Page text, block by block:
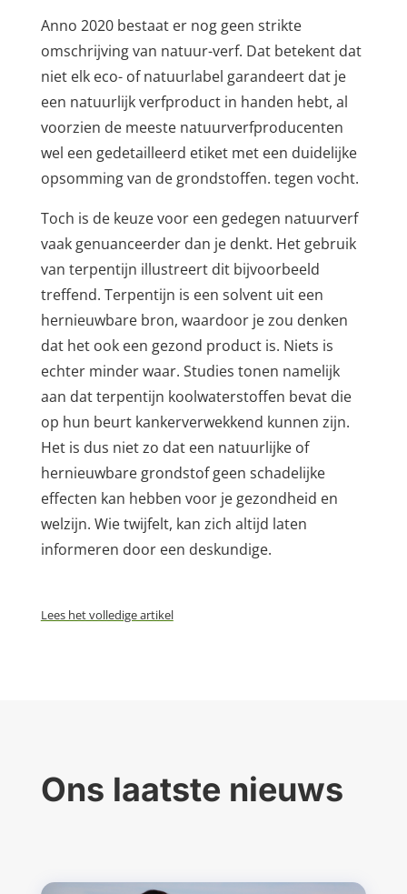
Anno 2020 bestaat er nog geen strikte
omschrijving van natuur-verf. Dat betekent dat
niet elk eco- of natuurlabel garandeert dat je
een natuurlijk verfproduct in handen hebt, al
voorzien de meeste natuurverfproducenten
wel een gedetailleerd etiket met een duidelijke
opsomming van de grondstoffen. tegen vocht.
Toch is de keuze voor een gedegen natuurverf
vaak genuanceerder dan je denkt. Het gebruik
van terpentijn illustreert dit bijvoorbeeld
treffend. Terpentijn is een solvent uit een
hernieuwbare bron, waardoor je zou denken
dat het ook een gezond product is. Niets is
echter minder waar. Studies tonen namelijk
aan dat terpentijn koolwaterstoffen bevat die
op hun beurt kankerverwekkend kunnen zijn.
Het is dus niet zo dat een natuurlijke of
hernieuwbare grondstof geen schadelijke
effecten kan hebben voor je gezondheid en
welzijn. Wie twijfelt, kan zich altijd laten
informeren door een deskundige.
Lees het volledige artikel
Ons laatste nieuws